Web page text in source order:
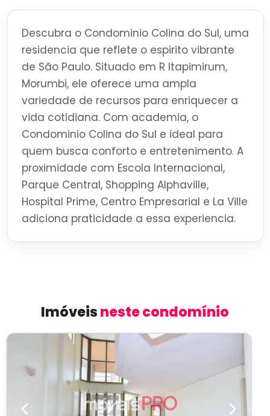
Descubra o Condominio Colina do Sul, uma
residencia que reflete o espirito vibrante
de São Paulo. Situado em R Itapimirum,
Morumbi, ele oferece uma ampla
variedade de recursos para enriquecer a
vida cotidiana. Com academia, o
Condominio Colina do Sul e ideal para
quem busca conforto e entretenimento. A
proximidade com Escola Internacional,
Parque Central, Shopping Alphaville,
Hospital Prime, Centro Empresarial e La Ville
adiciona praticidade a essa experiencia.
Imóveisneste condomínio